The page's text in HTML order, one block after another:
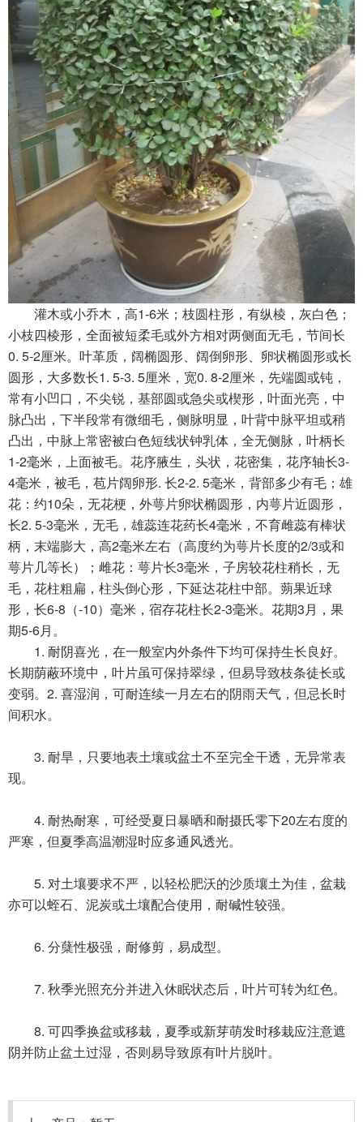
灌木或小乔木，高1-6米；枝圆柱形，有纵棱，灰白色；
小枝四棱形，全面被短柔毛或外方相对两侧面无毛，节间长
0. 5-2厘米。叶革质，阔椭圆形、阔倒卵形、卵状椭圆形或长
圆形，大多数长1. 5-3. 5厘米，宽0. 8-2厘米，先端圆或钝，
常有小凹口，不尖锐，基部圆或急尖或楔形，叶面光亮，中
脉凸出，下半段常有微细毛，侧脉明显，叶背中脉平坦或稍
凸出，中脉上常密被白色短线状钟乳体，全无侧脉，叶柄长
1-2毫米，上面被毛。花序腋生，头状，花密集，花序轴长3-
4毫米，被毛，苞片阔卵形. 长2-2. 5毫米，背部多少有毛；雄
花：约10朵，无花梗，外萼片卵状椭圆形，内萼片近圆形，
长2. 5-3毫米，无毛，雄蕊连花药长4毫米，不育雌蕊有棒状
柄，末端膨大，高2毫米左右（高度约为萼片长度的2/3或和
萼片几等长）；雌花：萼片长3毫米，子房较花柱稍长，无
毛，花柱粗扁，柱头倒心形，下延达花柱中部。蒴果近球
形，长6-8（-10）毫米，宿存花柱长2-3毫米。花期3月，果
期5-6月。
1. 耐阴喜光，在一般室内外条件下均可保持生长良好。
长期荫蔽环境中，叶片虽可保持翠绿，但易导致枝条徒长或
变弱。2. 喜湿润，可耐连续一月左右的阴雨天气，但忌长时
间积水。
3. 耐旱，只要地表土壤或盆土不至完全干透，无异常表
现。
4. 耐热耐寒，可经受夏日暴晒和耐摄氏零下20左右度的
严寒，但夏季高温潮湿时应多通风透光。
5. 对土壤要求不严，以轻松肥沃的沙质壤土为佳，盆栽
亦可以蛭石、泥炭或土壤配合使用，耐碱性较强。
6. 分蘖性极强，耐修剪，易成型。
7. 秋季光照充分并进入休眠状态后，叶片可转为红色。
8. 可四季换盆或移栽，夏季或新芽萌发时移栽应注意遮
阴并防止盆土过湿，否则易导致原有叶片脱叶。